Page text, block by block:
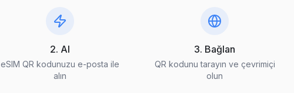
2. Al
eSIM QR kodunuzu e-posta ile
alın
3. Bağlan
QR kodunu tarayın ve çevrimiçi
olun